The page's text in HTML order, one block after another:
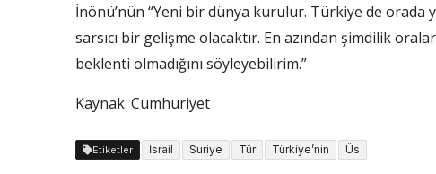
İnönü’nün “Yeni bir dünya kurulur. Türkiye de orada
sarsıcı bir gelişme olacaktır. En azından şimdilik
beklenti olmadığını söyleyebilirim.”
Kaynak: Cumhuriyet
Etiketler İsrail Suriye Tür Türkiye’nin Üs